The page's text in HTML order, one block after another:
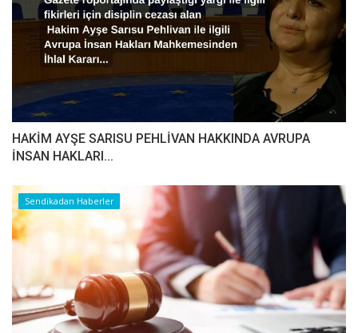
HAKİM AYŞE SARISU PEHLİVAN HAKKINDA AVRUPA
İNSAN HAKLARI...
Sendikadan Haberler